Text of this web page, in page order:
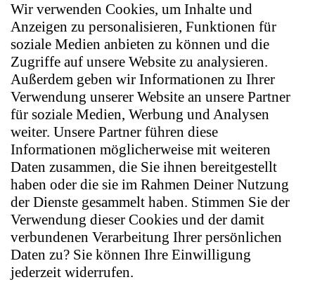
Wir verwenden Cookies, um Inhalte und
Anzeigen zu personalisieren, Funktionen für
soziale Medien anbieten zu können und die
Zugriffe auf unsere Website zu analysieren.
Außerdem geben wir Informationen zu Ihrer
Verwendung unserer Website an unsere Partner
für soziale Medien, Werbung und Analysen
weiter. Unsere Partner führen diese
Informationen möglicherweise mit weiteren
Daten zusammen, die Sie ihnen bereitgestellt
haben oder die sie im Rahmen Deiner Nutzung
der Dienste gesammelt haben. Stimmen Sie der
Verwendung dieser Cookies und der damit
verbundenen Verarbeitung Ihrer persönlichen
Daten zu? Sie können Ihre Einwilligung
jederzeit widerrufen.